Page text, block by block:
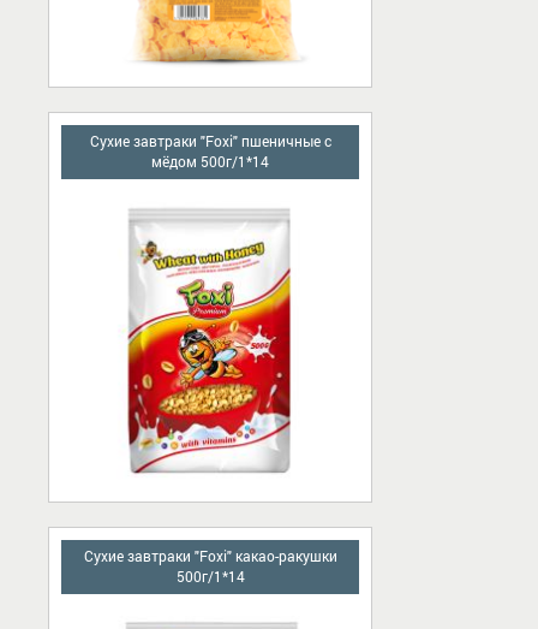
Сухие завтраки "Foxi" пшеничные с
мёдом 500г/1*14
Сухие завтраки "Foxi" какао-ракушки
500г/1*14